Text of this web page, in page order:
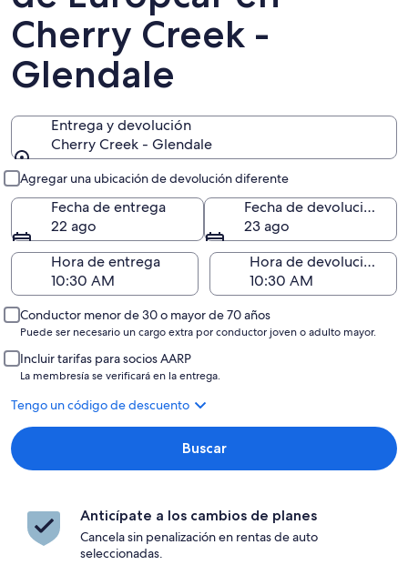
Cherry Creek -
Glendale
Entrega y devolución
Cherry Creek - Glendale
Agregar una ubicación de devolución diferente
Fecha de entrega
22 ago
Fecha de devolución
23 ago
Hora de entrega
Hora de devolución
Conductor menor de 30 o mayor de 70 años
Puede ser necesario un cargo extra por conductor joven o adulto mayor.
Incluir tarifas para socios AARP
La membresía se verificará en la entrega.
Tengo un código de descuento
Buscar
Anticípate a los cambios de planes
Cancela sin penalización en rentas de auto
seleccionadas.